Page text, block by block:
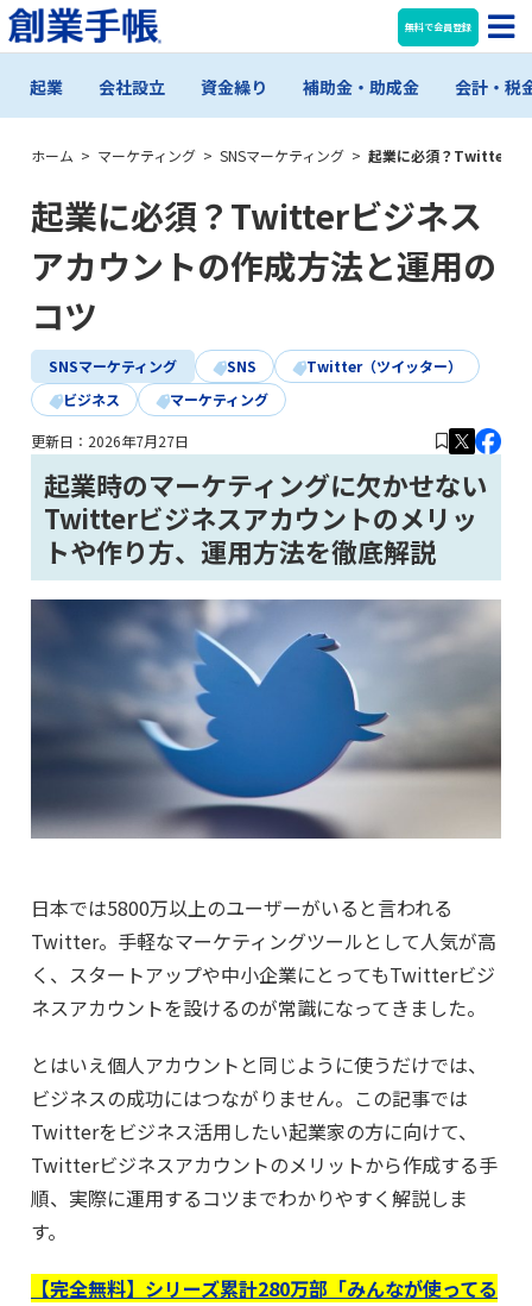
無料で会員登録
起業 会社設立 資金繰り 補助金・助成金 会計・税
ホーム > マーケティング > SNSマーケティング > 起業に必須？Twitterビ
起業に必須？Twitterビジネス
アカウントの作成方法と運用の
コツ
SNSマーケティング SNS
Twitter（ツイッター）
ビジネス
マーケティング
更新日： 2026年7月27日
起業時のマーケティングに欠かせない
Twitterビジネスアカウントのメリッ
トや作り方、運用方法を徹底解説
日本では5800万以上のユーザーがいると言われる
Twitter。手軽なマーケティングツールとして人気が高
く、スタートアップや中小企業にとってもTwitterビジ
ネスアカウントを設けるのが常識になってきました。
とはいえ個人アカウントと同じように使うだけでは、
ビジネスの成功にはつながりません。この記事では
Twitterをビジネス活用したい起業家の方に向けて、
Twitterビジネスアカウントのメリットから作成する手
順、実際に運用するコツまでわかりやすく解説しま
す。
【完全無料】シリーズ累計280万部「みんなが使ってる